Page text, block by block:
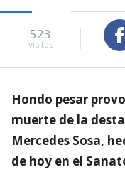
523
visitas
Hondo pesar
muerte de la
Mercedes Sosa,
de hoy en el